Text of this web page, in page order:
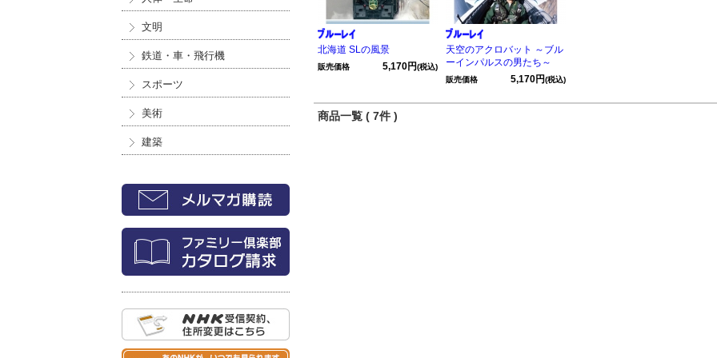
文明
鉄道・車・飛行機
スポーツ
美術
建築
北海道 SLの風景
販売価格 5,170円(税込)
天空のアクロバット ～ブル
ーインパルスの男たち～
販売価格 5,170円(税込)
商品一覧 ( 7件 )